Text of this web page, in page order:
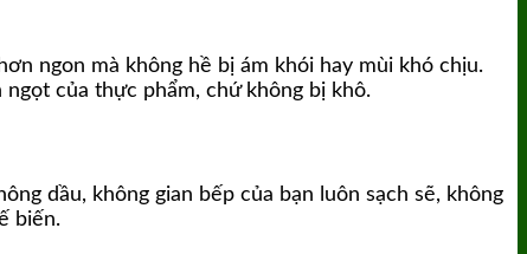
ngon mà không hề bị ám khói hay mùi khó chịu.
của thực phẩm, chứ không bị khô.
dầu, không gian bếp của bạn luôn sạch sẽ, không
biến.